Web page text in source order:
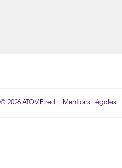
© 2026 ATOME.red Mentions Légales